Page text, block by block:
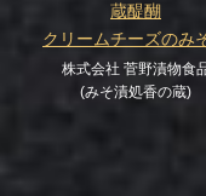
蔵醍醐
クリームチーズのみ
株式会社 菅野漬物食
(みそ漬処香の蔵)